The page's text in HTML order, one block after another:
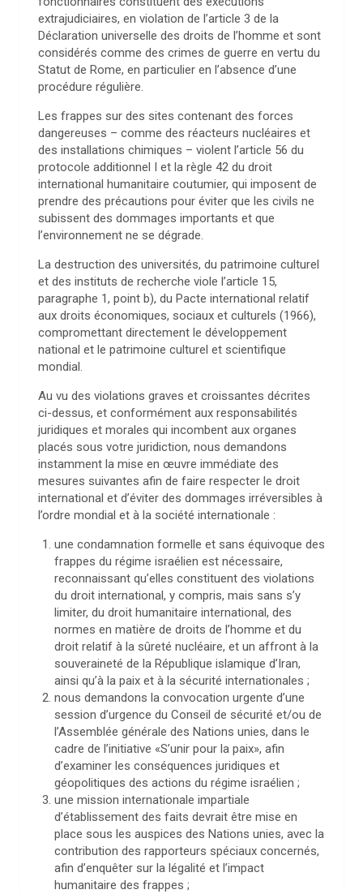
extrajudiciaires, en violation de l’article 3 de la
Déclaration universelle des droits de l’homme et sont
considérés comme des crimes de guerre en vertu du
Statut de Rome, en particulier en l’absence d’une
procédure régulière.
Les frappes sur des sites contenant des forces
dangereuses – comme des réacteurs nucléaires et
des installations chimiques – violent l’article 56 du
protocole additionnel I et la règle 42 du droit
international humanitaire coutumier, qui imposent de
prendre des précautions pour éviter que les civils ne
subissent des dommages importants et que
l’environnement ne se dégrade.
La destruction des universités, du patrimoine culturel
et des instituts de recherche viole l’article 15,
paragraphe 1, point b), du Pacte international relatif
aux droits économiques, sociaux et culturels (1966),
compromettant directement le développement
national et le patrimoine culturel et scientifique
mondial.
Au vu des violations graves et croissantes décrites
ci-dessus, et conformément aux responsabilités
juridiques et morales qui incombent aux organes
placés sous votre juridiction, nous demandons
instamment la mise en œuvre immédiate des
mesures suivantes afin de faire respecter le droit
international et d’éviter des dommages irréversibles à
l’ordre mondial et à la société internationale :
une condamnation formelle et sans équivoque des
frappes du régime israélien est nécessaire,
reconnaissant qu’elles constituent des violations
du droit international, y compris, mais sans s’y
limiter, du droit humanitaire international, des
normes en matière de droits de l’homme et du
droit relatif à la sûreté nucléaire, et un affront à la
souveraineté de la République islamique d’Iran,
ainsi qu’à la paix et à la sécurité internationales ;
nous demandons la convocation urgente d’une
session d’urgence du Conseil de sécurité et/ou de
l’Assemblée générale des Nations unies, dans le
cadre de l’initiative «S’unir pour la paix», afin
d’examiner les conséquences juridiques et
géopolitiques des actions du régime israélien ;
une mission internationale impartiale
d’établissement des faits devrait être mise en
place sous les auspices des Nations unies, avec la
contribution des rapporteurs spéciaux concernés,
afin d’enquêter sur la légalité et l’impact
humanitaire des frappes ;